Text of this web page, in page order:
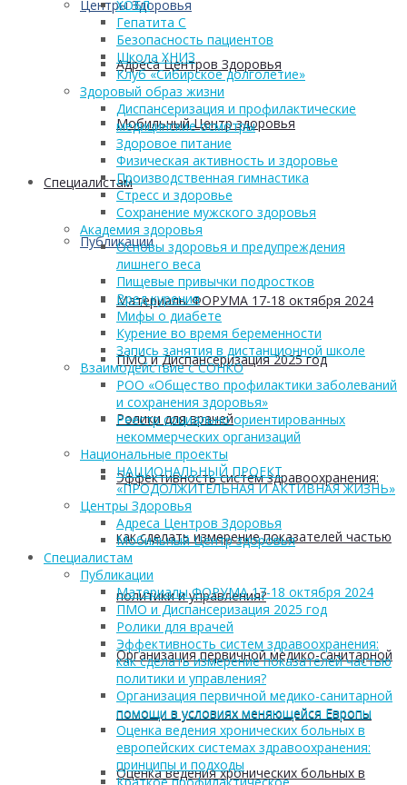
Центры Здоровья
Адреса Центров Здоровья
Мобильный Центр здоровья
Cпециалистам
Публикации
Материалы ФОРУМА 17-18 октября 2024
ПМО и Диспансеризация 2025 год
Ролики для врачей
Эффективность систем здравоохранения:
как сделать измерение показателей частью
политики и управления?
Организация первичной медико-санитарной
помощи в условиях меняющейся Европы
Оценка ведения хронических больных в
ХОБЛ
Гепатита С
Безопасность пациентов
Школа ХНИЗ
Клуб «Сибирское долголетие»
Здоровый образ жизни
Диспансеризация и профилактические
медицинские осмотры
Здоровое питание
Физическая активность и здоровье
Производственная гимнастика
Стресс и здоровье
Сохранение мужского здоровья
Академия здоровья
Основы здоровья и предупреждения
лишнего веса
Пищевые привычки подростков
Вред курения
Мифы о диабете
Курение во время беременности
Запись занятия в дистанционной школе
Взаимодействие с СОНКО
РОО «Общество профилактики заболеваний
и сохранения здоровья»
Реестр социально ориентированных
некоммерческих организаций
Национальные проекты
НАЦИОНАЛЬНЫЙ ПРОЕКТ
«ПРОДОЛЖИТЕЛЬНАЯ И АКТИВНАЯ ЖИЗНЬ»
Центры Здоровья
Адреса Центров Здоровья
Мобильный Центр здоровья
Cпециалистам
Публикации
Материалы ФОРУМА 17-18 октября 2024
ПМО и Диспансеризация 2025 год
Ролики для врачей
Эффективность систем здравоохранения:
как сделать измерение показателей частью
политики и управления?
Организация первичной медико-санитарной
помощи в условиях меняющейся Европы
Оценка ведения хронических больных в
европейских системах здравоохранения:
принципы и подходы